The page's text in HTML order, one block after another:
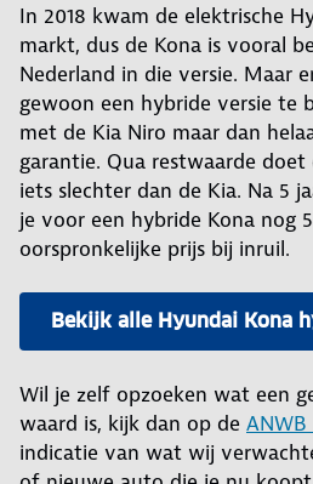
In 2018 kwam de elektrische
markt, dus de Kona is vooral
Nederland in die versie. Maar
gewoon een hybride versie te
met de Kia Niro maar dan
garantie. Qua restwaarde
iets slechter dan de Kia. Na 5
je voor een hybride Kona nog
oorspronkelijke prijs bij inruil.
Bekijk alle Hyundai Kona
Wil je zelf opzoeken wat een
waard is, kijk dan op de ANWB
indicatie van wat wij